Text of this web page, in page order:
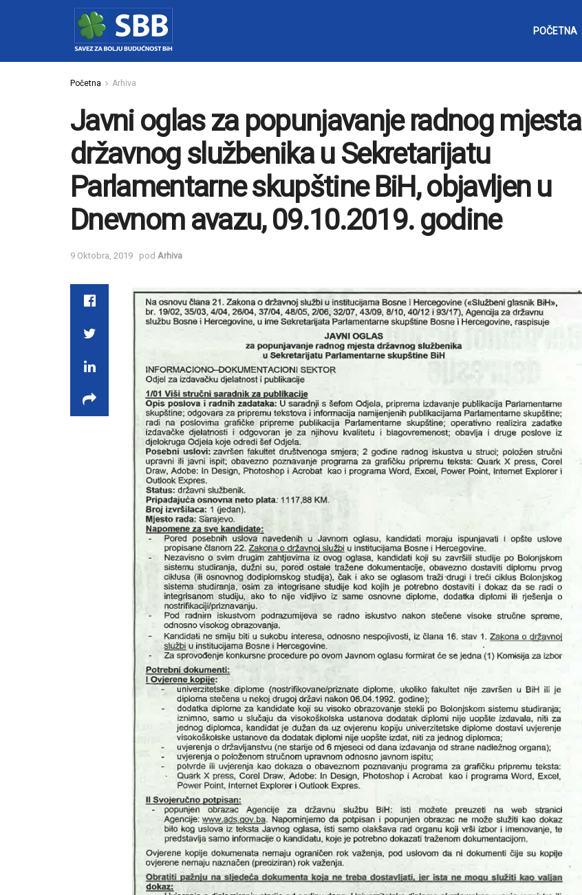
POČETNA
Početna Arhiva
Javni oglas za popunjavanje radnog mjesta
državnog službenika u Sekretarijatu
Parlamentarne skupštine BiH, objavljen u
Dnevnom avazu, 09.10.2019. godine
9 Oktobra, 2019 pod Arhiva